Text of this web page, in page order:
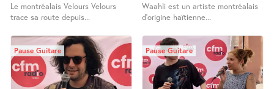
Le montréalais Velours Velours
trace sa route depuis...
Waahli est un artiste montréalais
d’origine haïtienne...
Pause Guitare Pause Guitare